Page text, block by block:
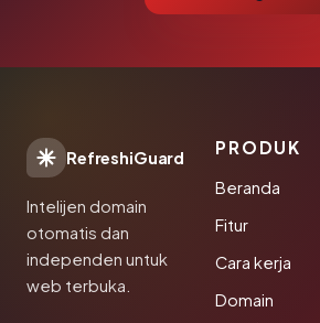
RefreshiGuard
Intelijen domain
otomatis dan
independen untuk
web terbuka.
PRODUK
Beranda
Fitur
Cara kerja
Domain